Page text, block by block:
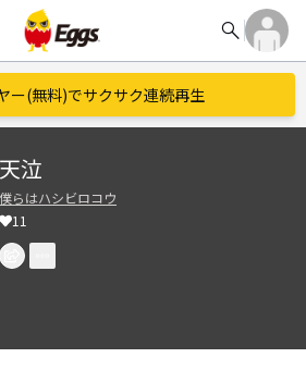
search
ー(無料)でサクサク連続再生
天泣
僕らはハシビロコウ
11